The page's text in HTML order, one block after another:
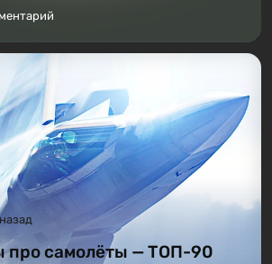
про самолёты — ТОП-90